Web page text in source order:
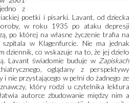
z
poetki i pisarki. Lavant, od dziecka
w roku 1935 po ataku depresji
po której na własne życzenie trafia na
w Klagenfurcie. Nie ma jednak
dziennik, co wskazuje na to, że jej dzieło
Lavant świadomie buduje w Zapiskach
oglądany z perspektywy
i nie przystającego w pełni do żadnego ze
który rodzi u czytelnika lektura
autorce zbudowanie między nim a